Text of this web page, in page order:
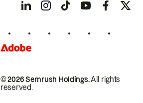
© 2026 Semrush Holdings.All rights
reserved.